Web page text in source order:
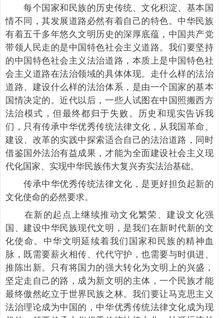
每个国家和民族的历史传统、文化积淀、基本国
情不同，其发展道路必然有着自己的特色。中华民族
有着五千多年悠久文明历史的深厚底蕴，中国共产党
带领人民走的是中国特色社会主义道路。我们要坚持
的中国特色社会主义法治道路，本质上是中国特色社
会主义道路在法治领域的具体体现。走什么样的法治
道路、建设什么样的法治体系，是由一个国家的基本
国情决定的。近代以后，一些人试图在中国照搬西方
法治模式，但最终都归于失败。历史和现实告诉我
们，只有传承中华优秀传统法律文化，从我国革命、
建设、改革的实践中探索适合自己的法治道路，同时
借鉴国外法治有益成果，才能为全面建设社会主义现
代化国家、实现中华民族伟大复兴夯实法治基础。
传承中华优秀传统法律文化，是更好担负起新的
文化使命的必然要求。
在新的起点上继续推动文化繁荣、建设文化强
国、建设中华民族现代文明，是我们在新时代新的文
化使命。中华文明延续着我们国家和民族的精神血
脉，既需要薪火相传、代代守护，也需要与时俱进、
推陈出新。只有将国力的强大转化为文明上的兴盛，
坚定走自己的路，成为新文明的主体，一个民族才能
最终傲然屹立于世界民族之林。我们要让马克思主义
法治理论成为中国的，中华优秀传统法律文化成为现